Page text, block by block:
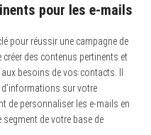
pour les e-mails
pour réussir une campagne de
des contenus pertinents et
besoins de vos contacts. Il
sur votre
de personnaliser les e-mails en
de votre base de